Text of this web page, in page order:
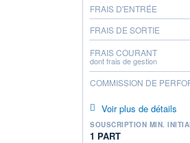
FRAIS D'ENTRÉE
FRAIS DE SORTIE
FRAIS COURANT
dont frais de gestion
COMMISSION DE
Voir plus de détails
SOUSCRIPTION MIN.
1 PART